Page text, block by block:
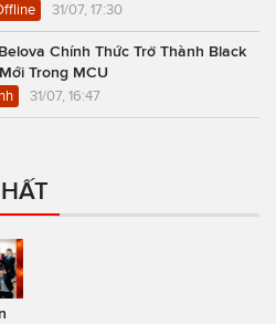
31/07, 17:30
Chính Thức Trở Thành Black
Trong MCU
31/07, 16:47